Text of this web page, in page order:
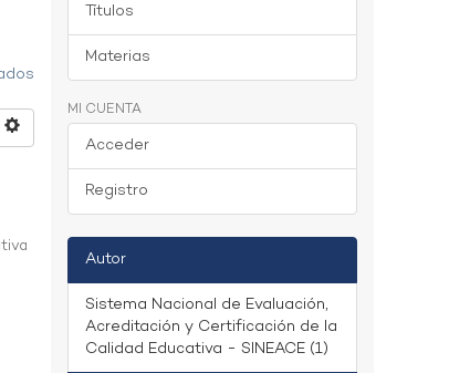
Títulos
Materias
MI CUENTA
Acceder
Registro
Autor
Sistema Nacional de Evaluación,
Acreditación y Certificación de la
Calidad Educativa - SINEACE (1)